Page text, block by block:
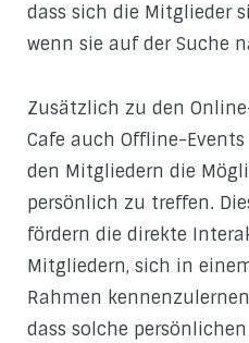
dass sich die Mitglieder
wenn sie auf der Suche
Zusätzlich zu den
Cafe auch Offline-
den Mitgliedern die
persönlich zu treffen.
fördern die direkte
Mitgliedern, sich in
Rahmen
dass solche